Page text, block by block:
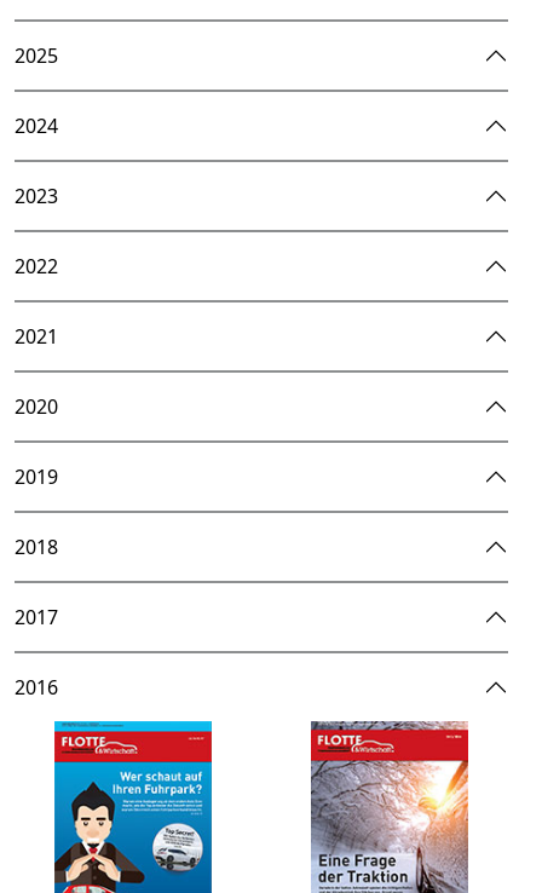
2025
2024
2023
2022
2021
2020
2019
2018
2017
2016